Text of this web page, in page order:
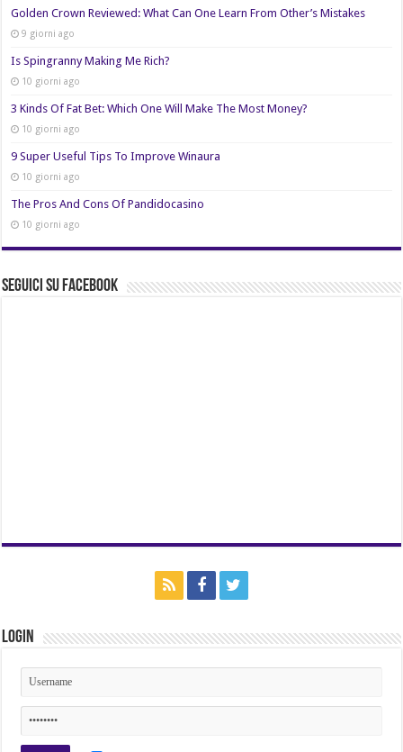
Golden Crown Reviewed: What Can One Learn From Other’s Mistakes
9 giorni ago
Is Spingranny Making Me Rich?
10 giorni ago
3 Kinds Of Fat Bet: Which One Will Make The Most Money?
10 giorni ago
9 Super Useful Tips To Improve Winaura
10 giorni ago
The Pros And Cons Of Pandidocasino
10 giorni ago
Seguici su Facebook
Login